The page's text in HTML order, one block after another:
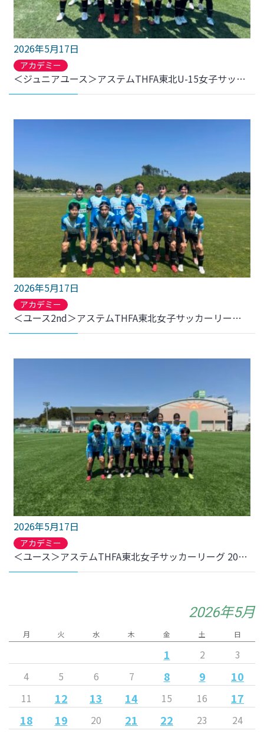
2026年5月17日
アカデミー
＜ジュニアユース＞アステムTHFA東北U-15女子サッカーリーグ2026 第4節リベロ弘前SCフィオーレ 結果のお知らせ
2026年5月17日
アカデミー
＜ユース2nd＞アステムTHFA東北女子サッカーリーグ 2026 2部 第6節 FCゼブラレディース岩手戦 結果のお知らせ
2026年5月17日
アカデミー
＜ユース＞アステムTHFA東北女子サッカーリーグ 2026 TOP 第6節 尚志高校戦 結果のお知らせ
2026年5月
月 火 水 木 金 土 日
1 2
3
4
5 6 7 8 9 10
11 12 13 14 15 16
17
18
19 20 21 22 23 24